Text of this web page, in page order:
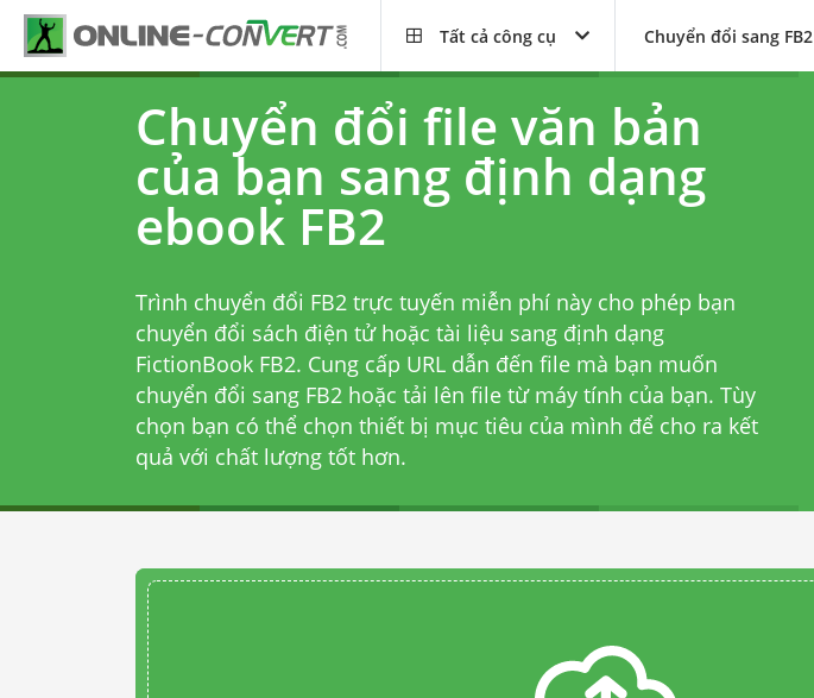
Tất cả công cụ Chuyển đổi sang FB2
Chuyển đổi file văn bản
của bạn sang định dạng
ebook FB2
Trình chuyển đổi FB2 trực tuyến miễn phí này cho phép bạn
chuyển đổi sách điện tử hoặc tài liệu sang định dạng
FictionBook FB2. Cung cấp URL dẫn đến file mà bạn muốn
chuyển đổi sang FB2 hoặc tải lên file từ máy tính của bạn. Tùy
chọn bạn có thể chọn thiết bị mục tiêu của mình để cho ra kết
quả với chất lượng tốt hơn.